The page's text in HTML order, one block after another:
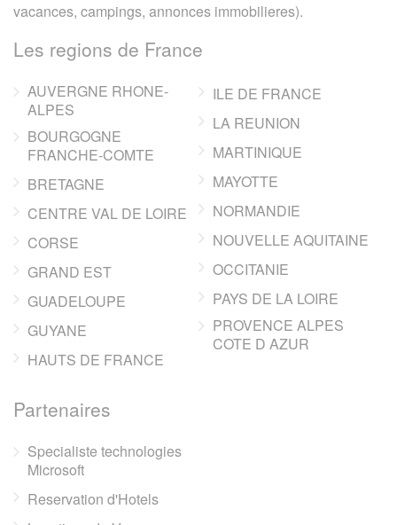
vacances, campings, annonces immobilieres).
Les regions de France
AUVERGNE RHONE-
ALPES
BOURGOGNE
FRANCHE-COMTE
BRETAGNE
CENTRE VAL DE LOIRE
CORSE
GRAND EST
GUADELOUPE
GUYANE
HAUTS DE FRANCE
ILE DE FRANCE
LA REUNION
MARTINIQUE
MAYOTTE
NORMANDIE
NOUVELLE AQUITAINE
OCCITANIE
PAYS DE LA LOIRE
PROVENCE ALPES
COTE D AZUR
Partenaires
Specialiste technologies
Microsoft
Reservation d'Hotels